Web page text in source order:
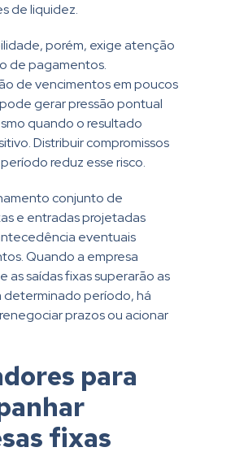
de liquidez.
porém, exige atenção
de pagamentos.
de vencimentos em poucos
gerar pressão pontual
quando o resultado
Distribuir compromissos
reduz esse risco.
conjunto de
e entradas projetadas
eventuais
Quando a empresa
as saídas fixas superarão as
determinado período, há
prazos ou acionar
para
fixas